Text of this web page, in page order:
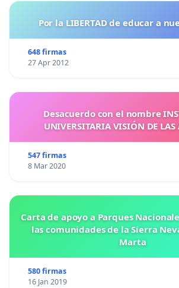
Por la LIBERTAD de educar a
648 firmas
27 Apr 2012
Desacuerdo con el nombre
UNIVERSITARIA VISIÓN DE LAS
547 firmas
8 Mar 2020
Carta de apoyo a Parques
las comunidades de la Sierra
Marta
580 firmas
16 Jan 2019